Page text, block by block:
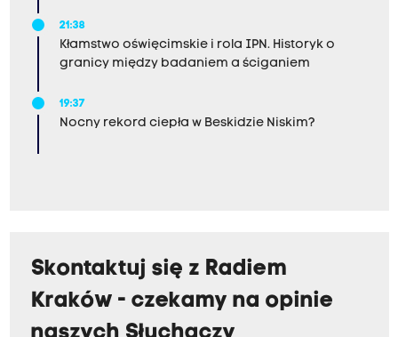
21:38
Kłamstwo oświęcimskie i rola IPN. Historyk o
granicy między badaniem a ściganiem
19:37
Nocny rekord ciepła w Beskidzie Niskim?
Skontaktuj się z Radiem
Kraków - czekamy na opinie